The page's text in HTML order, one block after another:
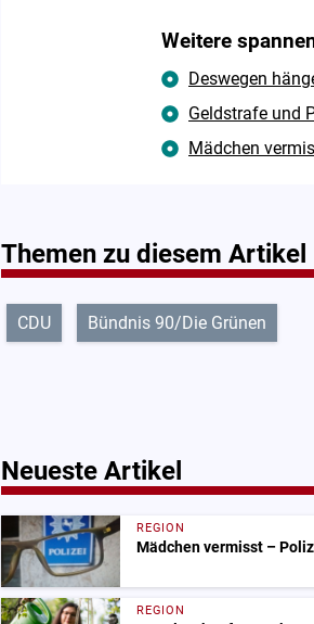
Weitere
Deswegen
Geldstrafe und
Mädchen
Themen zu diesem Artikel
CDU Bündnis 90/Die Grünen
Neueste Artikel
REGION
Mädchen vermisst –
REGION